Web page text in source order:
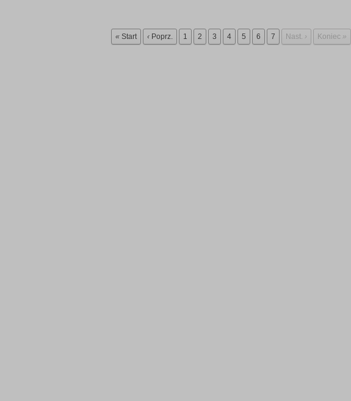
«Start ‹Poprz. 1 2 3 4 5 6 7 Nast. › Koniec »